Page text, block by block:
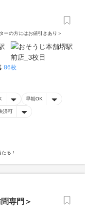
ーの方にはお値引きあり＞
86枚
早朝OK
済可
る！
専門＞